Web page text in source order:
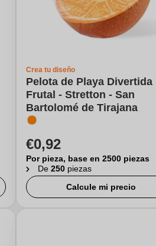
Crea tu diseño
Pelota de Playa Divertida
Frutal - Stretton - San
Bartolomé de Tirajana
€0,92
Por pieza, base en 2500 piezas
De 250 piezas
Calcule mi precio